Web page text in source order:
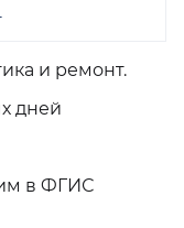
и ремонт.
дней
в ФГИС